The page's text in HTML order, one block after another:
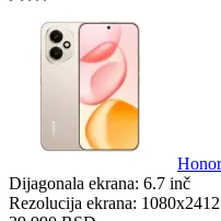
Dijagonala ekrana: 6.7 inč
Rezolucija ekrana: 1080x2412